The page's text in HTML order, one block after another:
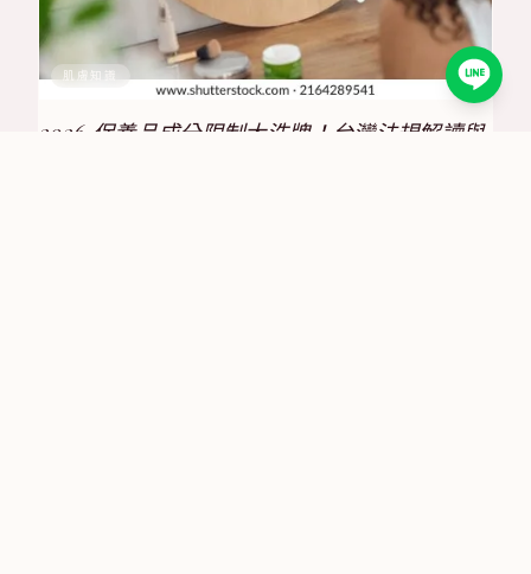
肌膚知識
2026 保養品成分限制大洗牌！台灣法規解讀與